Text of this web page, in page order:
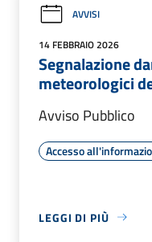
AVVISI
14 FEBBRAIO 2026
Segnalazione
meteorologici
Avviso Pubblico
Accesso
LEGGI DI PIÙ